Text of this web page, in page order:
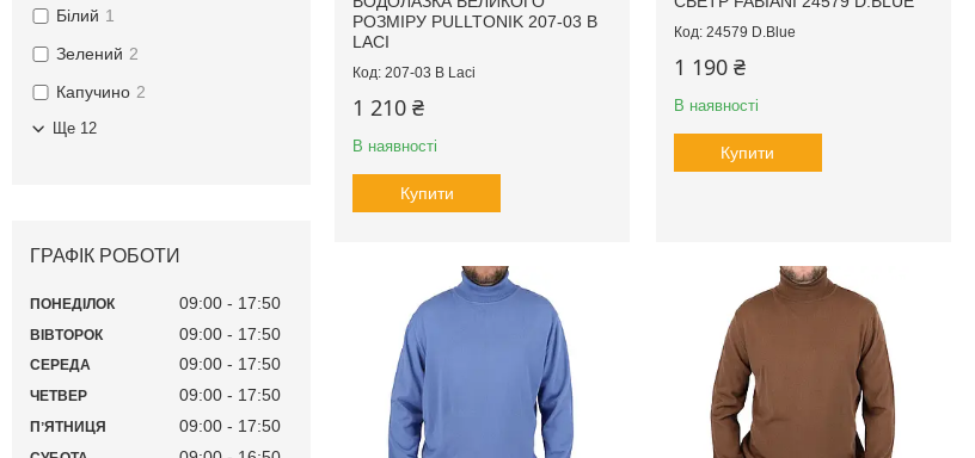
РОЗМІРУ PULLTONIK 207-03 B
LACI
207-03 B Laci
1 210 ₴
В наявності
Купити
24579 D.Blue
1 190 ₴
В наявності
Купити
Білий 1
Зелений 2
Капучино 2
Ще 12
ГРАФІК РОБОТИ
ПОНЕДІЛОК 09:00 17:50
ВІВТОРОК 09:00 17:50
СЕРЕДА 09:00 17:50
ЧЕТВЕР 09:00 17:50
ПʼЯТНИЦЯ 09:00 17:50